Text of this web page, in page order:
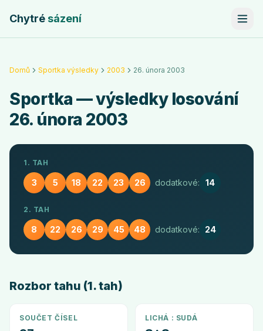
Chytrésázení
Domů Sportka výsledky 2003 26. února 2003
Sportka — výsledky losování
26. února 2003
1. TAH
3 5 18 22 23 26 dodatkové: 14
2. TAH
8 22 26 29 45 48 dodatkové: 24
Rozbor tahu (1. tah)
SOUČET ČÍSEL LICHÁ : SUDÁ